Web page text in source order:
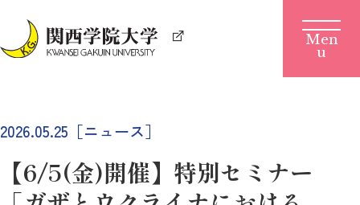
2026.05.25［ニュース］
【6/5(金)開催】特別セミナー